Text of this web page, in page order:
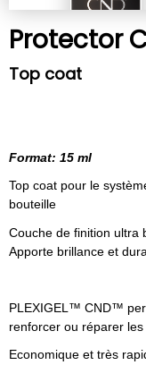
Protector
Top coat
Format: 15 ml
Top coat pour le
bouteille
Couche de finition ultra
Apporte brillance et
PLEXIGEL™ CND™
renforcer ou réparer les
Economique et très